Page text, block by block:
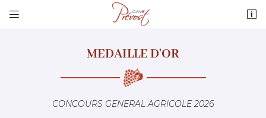
 
MEDAILLE D'OR
CONCOURS GENERAL AGRICOLE 2026